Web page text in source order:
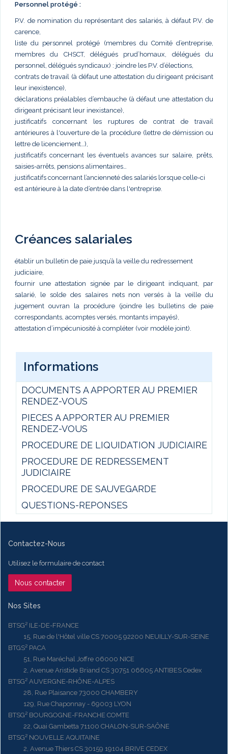
Personnel protégé :
P.V. de nomination du représentant des salariés, à défaut P.V. de
carence,
liste du personnel protégé (membres du Comité d’entreprise,
membres du CHSCT, délégués prud’homaux, délégués du
personnel, délégués syndicaux) : joindre les P.V. d’élections,
contrats de travail (à défaut une attestation du dirigeant précisant
leur inexistence),
déclarations préalables d’embauche (à défaut une attestation du
dirigeant précisant leur inexistance),
justificatifs concernant les ruptures de contrat de travail
antérieures à l'ouverture de la procédure (lettre de démission ou
lettre de licenciement…),
justificatifs concernant les éventuels avances sur salaire, prêts,
saisies-arrêts, pensions alimentaires…
justificatifs concernant l’ancienneté des salariés lorsque celle-ci
est antérieure à la date d’entrée dans l'entreprise.
Créances salariales
établir un bulletin de paie jusqu’à la veille du redressement
judiciaire,
fournir une attestation signée par le dirigeant indiquant, par
salarié, le solde des salaires nets non versés à la veille du
jugement ouvran la procédure (joindre les bulletins de paie
correspondants, acomptes versés, montants impayés),
attestation d’impécuniosité à compléter (voir modèle joint).
Informations
DOCUMENTS A APPORTER AU PREMIER
RENDEZ-VOUS
PIECES A APPORTER AU PREMIER
RENDEZ-VOUS
PROCEDURE DE LIQUIDATION JUDICIAIRE
PROCEDURE DE REDRESSEMENT
JUDICIAIRE
PROCEDURE DE SAUVEGARDE
QUESTIONS-REPONSES
Contactez-Nous
Utilisez le formulaire de contact
Nous contacter
Nos Sites
BTSG² ILE-DE-FRANCE
15, Rue de l'Hôtel ville CS 70005 92200 NEUILLY-SUR-SEINE
BTGS² PACA
51, Rue Maréchal Joffre 06000 NICE
2, Avenue Aristide Briand CS 30751 06605 ANTIBES Cedex
BTSG² AUVERGNE-RHÔNE-ALPES
28, Rue Plaisance 73000 CHAMBERY
129, Rue Chaponnay - 69003 LYON
BTSG² BOURGOGNE-FRANCHE COMTE
22, Quai Gambetta 71100 CHALON-SUR-SAÔNE
BTSG² NOUVELLE AQUITAINE
2, Avenue Thiers CS 30159 19104 BRIVE CEDEX